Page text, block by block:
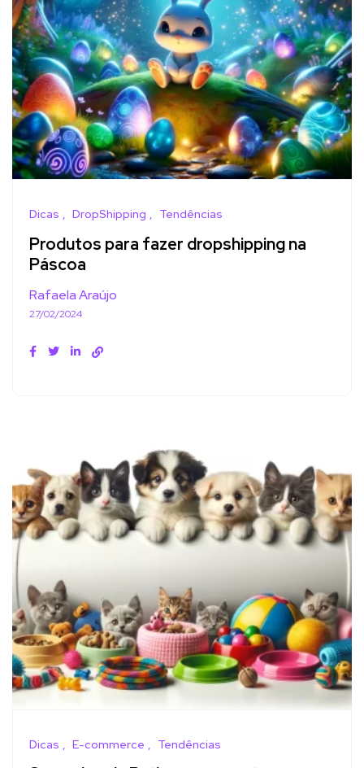
Dicas DropShipping Tendências
Produtos para fazer dropshipping na
Páscoa
Rafaela Araújo
27/02/2024
Dicas E-commerce Tendências